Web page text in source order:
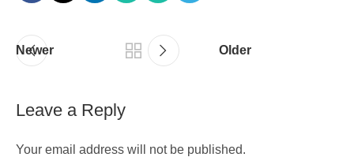
Newer Older
Leave a Reply
Your email address will not be published.